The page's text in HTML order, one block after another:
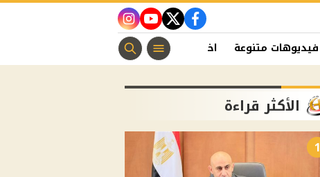
facebook
twitter
youtube
instagram
فيديوهات متنوعة اخبار الفن منوعات مسيحية
الأكثر قراءة
1